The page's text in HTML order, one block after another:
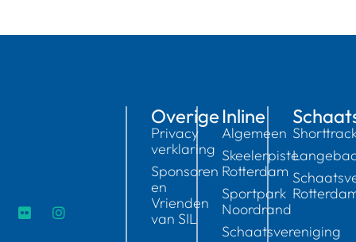
Inline
Algemeen
Skeelerpiste
Rotterdam
Sportpark
Noordrand
Schaatsvereniging
Overige
Privacy
verklaring
Sponsoren
en
Vrienden
van SIL